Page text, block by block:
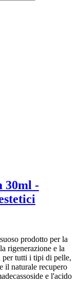
30ml -
prodotto per la
rigenerazione e la
per tutti i tipi di pelle,
il naturale recupero
e l'acido